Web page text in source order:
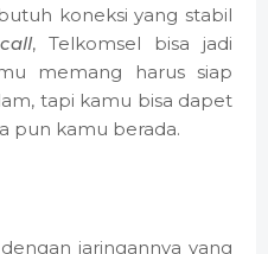
koneksi yang stabil
, Telkomsel bisa jadi
memang harus siap
tapi kamu bisa dapet
pun kamu berada.
jaringannya yang